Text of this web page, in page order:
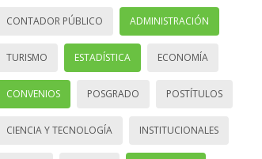
CONTADOR PÚBLICO ADMINISTRACIÓN
TURISMO ESTADÍSTICA ECONOMÍA
CONVENIOS POSGRADO POSTÍTULOS
CIENCIA Y TECNOLOGÍA INSTITUCIONALES